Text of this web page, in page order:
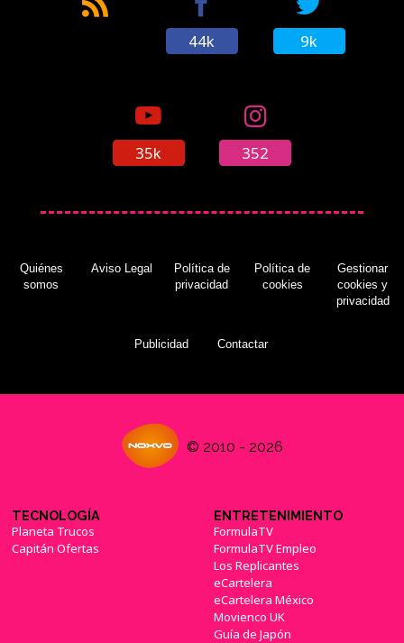
44k 9k
35k 352
Quiénes
somos
Aviso Legal
Política de
privacidad
Política de
cookies
Gestionar
cookies y
privacidad
Publicidad Contactar
© 2010 - 2026
TECNOLOGÍA
Planeta Trucos
Capitán Ofertas
ENTRETENIMIENTO
FormulaTV
FormulaTV Empleo
Los Replicantes
eCartelera
eCartelera México
Movienco UK
Guía de Japón